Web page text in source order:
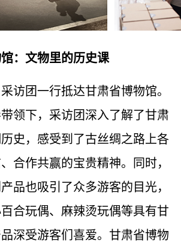
：文物里的历史课
访团一行抵达甘肃省博物馆。
领下，采访团深入了解了甘肃
史，感受到了古丝绸之路上各
合作共赢的宝贵精神。同时，
品也吸引了众多游客的目光，
合玩偶、麻辣烫玩偶等具有甘
深受游客们喜爱。甘肃省博物